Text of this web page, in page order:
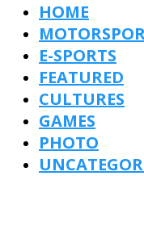
HOME
E-SPORTS
FEATURED
CULTURES
GAMES
PHOTO